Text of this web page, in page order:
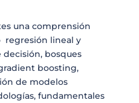
una comprensión
regresión lineal y
decisión, bosques
boosting,
de modelos
fundamentales